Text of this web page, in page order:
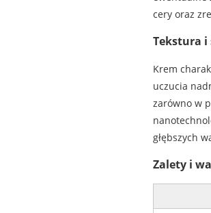
cery oraz
Tekstura i
Krem
uczucia
zarówno w
głębszych
Zalety i